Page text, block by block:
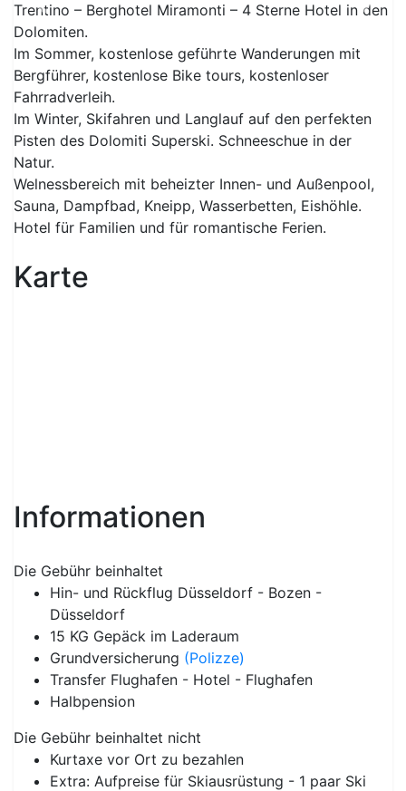
Previous Next
Trentino – Berghotel Miramonti – 4 Sterne Hotel in den
Dolomiten.
Im Sommer, kostenlose geführte Wanderungen mit
Bergführer, kostenlose Bike tours, kostenloser
Fahrradverleih.
Im Winter, Skifahren und Langlauf auf den perfekten
Pisten des Dolomiti Superski. Schneeschue in der
Natur.
Welnessbereich mit beheizter Innen- und Außenpool,
Sauna, Dampfbad, Kneipp, Wasserbetten, Eishöhle.
Hotel für Familien und für romantische Ferien.
Karte
Informationen
Die Gebühr beinhaltet
Hin- und Rückflug Düsseldorf - Bozen -
Düsseldorf
15 KG Gepäck im Laderaum
Grundversicherung (Polizze)
Transfer Flughafen - Hotel - Flughafen
Halbpension
Die Gebühr beinhaltet nicht
Kurtaxe vor Ort zu bezahlen
Extra: Aufpreise für Skiausrüstung - 1 paar Ski